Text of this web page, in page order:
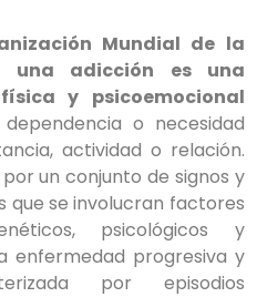
Mundial de la
una adicción es una
y psicoemocional
o necesidad
actividad o relación.
un conjunto de signos y
que se involucran factores
psicológicos y
enfermedad progresiva y
por episodios